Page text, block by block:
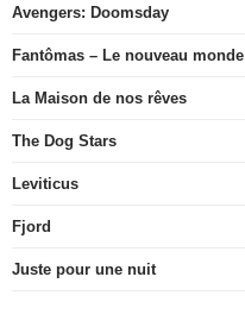
Avengers: Doomsday
Fantômas – Le nouveau monde
La Maison de nos rêves
The Dog Stars
Leviticus
Fjord
Juste pour une nuit